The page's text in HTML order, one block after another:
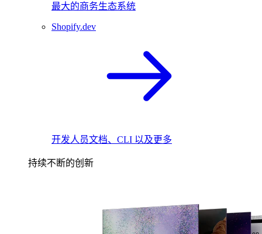
最大的商务生态系统
Shopify.dev
开发人员文档、CLI 以及更多
持续不断的创新